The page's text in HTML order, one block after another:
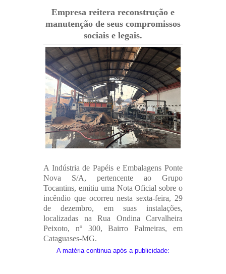
Empresa reitera reconstrução e
manutenção de seus compromissos
sociais e legais.
A Indústria de Papéis e Embalagens Ponte
Nova S/A, pertencente ao Grupo
Tocantins, emitiu uma Nota Oficial sobre o
incêndio que ocorreu nesta sexta-feira, 29
de dezembro, em suas instalações,
localizadas na Rua Ondina Carvalheira
Peixoto, nº 300, Bairro Palmeiras, em
Cataguases-MG.
A matéria continua após a publicidade: